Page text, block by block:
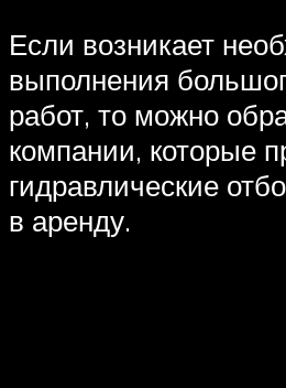
Если возникает
выполнения
работ, то можно
компании, которые
гидравлические
в аренду.